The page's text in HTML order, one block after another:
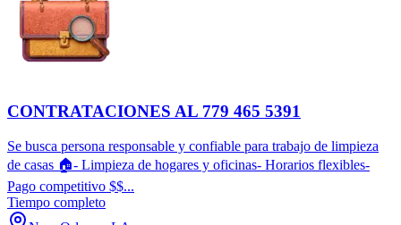
CONTRATACIONES AL 779 465 5391
Se busca persona responsable y confiable para trabajo de limpieza
de casas 🏠- Limpieza de hogares y oficinas- Horarios flexibles-
Pago competitivo $$...
Tiempo completo